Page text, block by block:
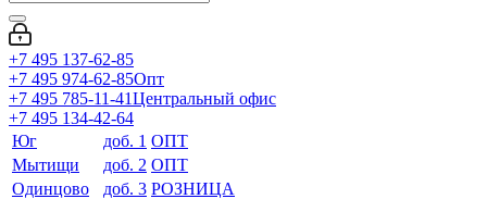
+7 495 137-62-85
+7 495 974-62-85Опт
+7 495 785-11-41Центральный офис
+7 495 134-42-64
Юг
доб. 1 ОПТ
Мытищи
доб. 2 ОПТ
Одинцово
доб. 3 РОЗНИЦА